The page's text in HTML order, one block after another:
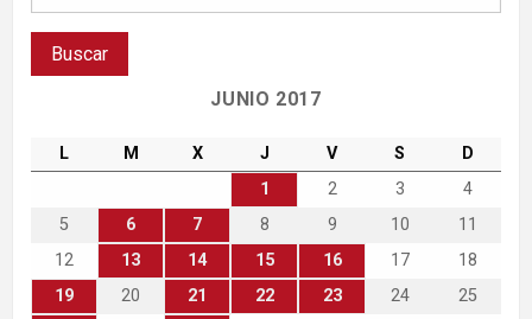
JUNIO 2017
L M X J V S
D
1
2 3
4
5
6 7 8 9 10
11
12
13 14 15 16 17
18
19
20 21 22 23 24
25